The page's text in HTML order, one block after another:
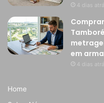
4 dias
em
4 dias
Home